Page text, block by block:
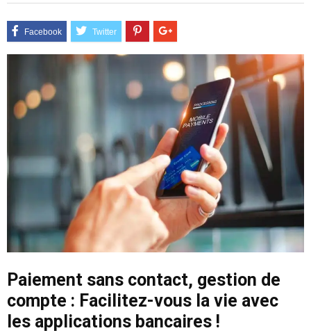
Paiement sans contact, gestion de
compte : Facilitez-vous la vie avec
les applications bancaires !